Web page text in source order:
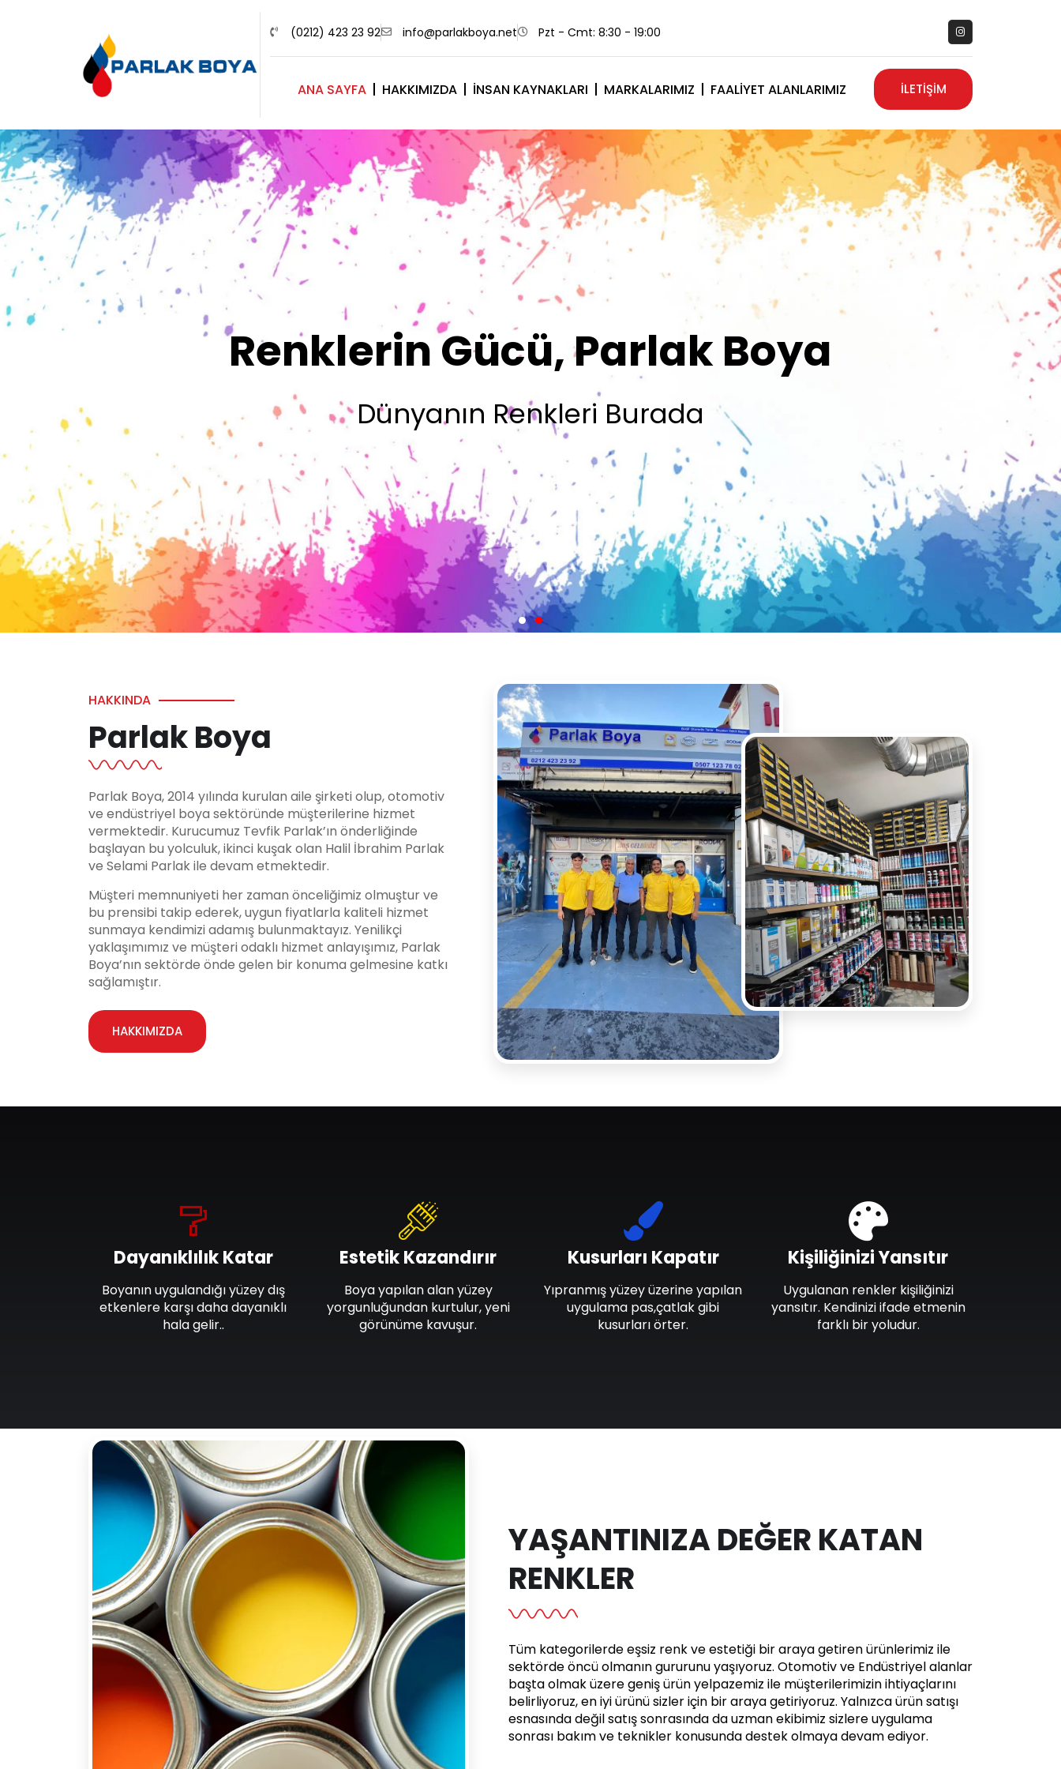
(0212) 423 23 92 info@parlakboya.net Pzt - Cmt: 8:30 - 19:00
ANA SAYFA HAKKIMIZDA İNSAN KAYNAKLARI MARKALARIMIZ FAALIYET ALANLARIMIZ İLETİŞİM
Renklerimiz Sizin İmzanız
Olsun
HAKKINDA
Parlak Boya
Parlak Boya, 2014 yılında kurulan aile şirketi olup, otomotiv
ve endüstriyel boya sektöründe müşterilerine hizmet
vermektedir. Kurucumuz Tevfik Parlak’ın önderliğinde
başlayan bu yolculuk, ikinci kuşak olan Halil İbrahim Parlak
ve Selami Parlak ile devam etmektedir.
Müşteri memnuniyeti her zaman önceliğimiz olmuştur ve
bu prensibi takip ederek, uygun fiyatlarla kaliteli hizmet
sunmaya kendimizi adamış bulunmaktayız. Yenilikçi
yaklaşımımız ve müşteri odaklı hizmet anlayışımız, Parlak
Boya’nın sektörde önde gelen bir konuma gelmesine katkı
sağlamıştır.
HAKKIMIZDA
Dayanıklılık Katar
Boyanın uygulandığı yüzey dış
etkenlere karşı daha dayanıklı
hala gelir..
Estetik Kazandırır
Boya yapılan alan yüzey
yorgunluğundan kurtulur, yeni
görünüme kavuşur.
Kusurları Kapatır
Yıpranmış yüzey üzerine yapılan
uygulama pas,çatlak gibi
kusurları örter.
Kişiliğinizi Yansıtır
Uygulanan renkler kişiliğinizi
yansıtır. Kendinizi ifade etmenin
farklı bir yoludur.
YAŞANTINIZA DEĞER KATAN
RENKLER
Tüm kategorilerde eşsiz renk ve estetiği bir araya getiren ürünlerimiz ile
sektörde öncü olmanın gururunu yaşıyoruz. Otomotiv ve Endüstriyel alanlar
başta olmak üzere geniş ürün yelpazemiz ile müşterilerimizin ihtiyaçlarını
belirliyoruz, en iyi ürünü sizler için bir araya getiriyoruz. Yalnızca ürün satışı
esnasında değil satış sonrasında da uzman ekibimiz sizlere uygulama
sonrası bakım ve teknikler konusunda destek olmaya devam ediyor.